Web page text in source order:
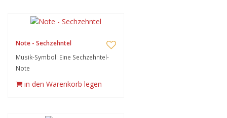
Note - Sechzehntel
Musik-Symbol: Eine Sechzehntel-
Note
in den Warenkorb legen